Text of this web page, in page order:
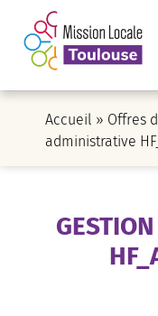
Accueil » Offres
administrative